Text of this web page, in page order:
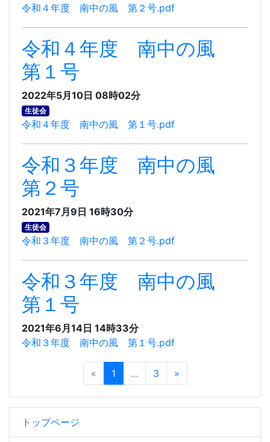
トップページ
令和４年度 南中の風 第２号.pdf
令和４年度 南中の風
第１号
2022年5月10日 08時02分
生徒会
令和４年度 南中の風 第１号.pdf
令和３年度 南中の風
第２号
2021年7月9日 16時30分
生徒会
令和３年度 南中の風 第２号.pdf
令和３年度 南中の風
第１号
2021年6月14日 14時33分
令和３年度 南中の風 第１号.pdf
« 1 ... 3 »